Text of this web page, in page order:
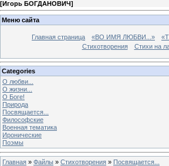
[Игорь БОГДАНОВИЧ]
Меню сайта
Главная страница «ВО ИМЯ ЛЮБВИ...»
Стихотворения
Стихи на
Categories
О любви...
О жизни...
О Боге!
Природа
Посвящается...
Философские
Военная тематика
Иронические
Поэмы
Главная » Файлы » Стихотворения » Посвящается...